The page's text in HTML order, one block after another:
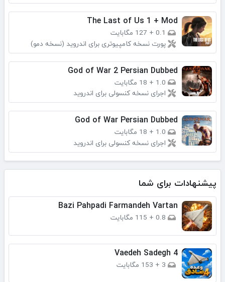
The Last of Us 1 + Mod
0.1
+ 127 مگابایت
پورت نسخه کامپیوتری برای اندروید (نسخه دمو)
God of War 2 Persian Dubbed
1.0
+ 18 مگابایت
اجرای نسخه کنسولی برای اندروید
God of War Persian Dubbed
1.0
+ 18 مگابایت
اجرای نسخه کنسولی برای اندروید
پیشنهادات برای شما
Bazi Pahpadi Farmandeh Vartan
0.8
+ 115 مگابایت
Vaedeh Sadegh 4
3
+ 153 مگابایت